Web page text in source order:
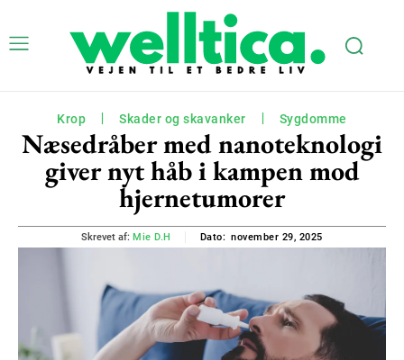
Krop Skader og skavanker Sygdomme
Næsedråber med nanoteknologi
giver nyt håb i kampen mod
hjernetumorer
Skrevet af: Mie D.H Dato: november 29, 2025